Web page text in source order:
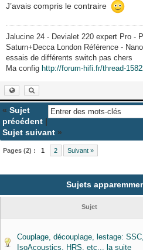
J’avais compris le contraire
Jalucine 24 - Devialet 220 expert Pro -
Saturn+Decca London Référence -
essais de différents switch pas chers
Ma config http://forum-hifi.fr/thread-
« Sujet
précédent |
Sujet suivant »
Pages (2) : 1 2 Suivant »
Sujets
Sujet
Couplage, découplage, lestage:
IsoAcoustics, HRS, etc... la suite